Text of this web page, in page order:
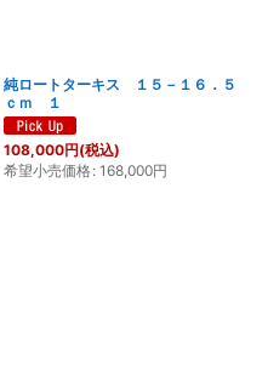
純ロートターキス １５－１６．５
ｃｍ １
108,000円(税込)
希望小売価格: 168,000円